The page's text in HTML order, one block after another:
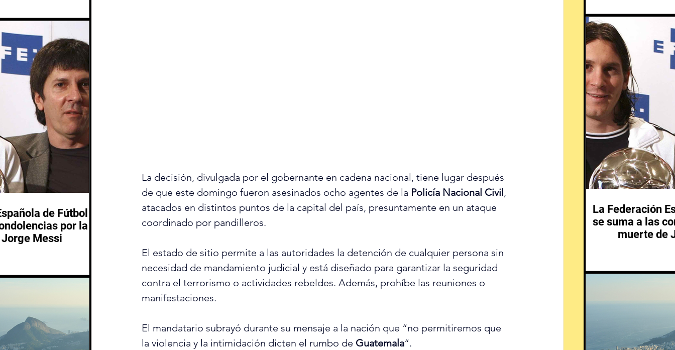
La decisión, divulgada por el gobernante en cadena nacional, tiene lugar después
de que este domingo fueron asesinados ocho agentes de la Policía Nacional Civil,
atacados en distintos puntos de la capital del país, presuntamente en un ataque
coordinado por pandilleros.
El estado de sitio permite a las autoridades la detención de cualquier persona sin
necesidad de mandamiento judicial y está diseñado para garantizar la seguridad
contra el terrorismo o actividades rebeldes. Además, prohíbe las reuniones o
manifestaciones.
El mandatario subrayó durante su mensaje a la nación que “no permitiremos que
la violencia y la intimidación dicten el rumbo de Guatemala“.
de Fútbol
por la
Messi
La Federación
se suma a las
muerte de